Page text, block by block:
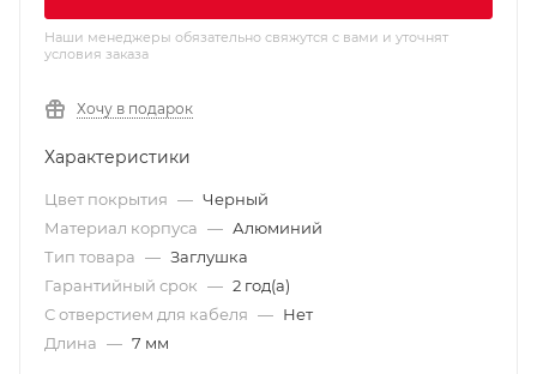
Наши менеджеры обязательно свяжутся с вами и уточнят
условия заказа
Хочу в подарок
Характеристики
Цвет покрытия — Черный
Материал корпуса — Алюминий
Тип товара — Заглушка
Гарантийный срок — 2 год(а)
С отверстием для кабеля — Нет
Длина — 7 мм